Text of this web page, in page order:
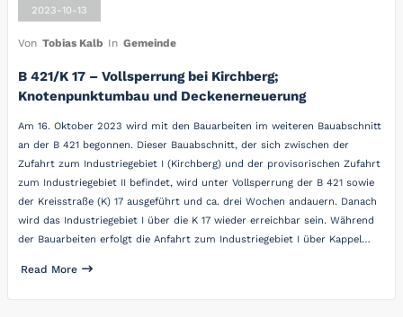
2023-10-13
Von Tobias Kalb In Gemeinde
B 421/K 17 – Vollsperrung bei Kirchberg;
Knotenpunktumbau und Deckenerneuerung
Am 16. Oktober 2023 wird mit den Bauarbeiten im weiteren Bauabschnitt
an der B 421 begonnen. Dieser Bauabschnitt, der sich zwischen der
Zufahrt zum Industriegebiet I (Kirchberg) und der provisorischen Zufahrt
zum Industriegebiet II befindet, wird unter Vollsperrung der B 421 sowie
der Kreisstraße (K) 17 ausgeführt und ca. drei Wochen andauern. Danach
wird das Industriegebiet I über die K 17 wieder erreichbar sein. Während
der Bauarbeiten erfolgt die Anfahrt zum Industriegebiet I über Kappel…
Read More